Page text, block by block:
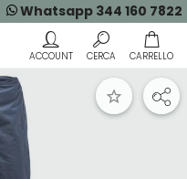
Whatsapp 344 160 7822